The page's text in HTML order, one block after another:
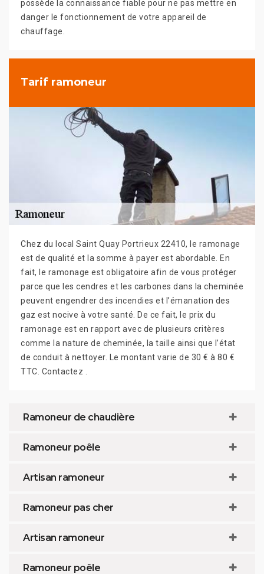
possède la connaissance fiable pour ne pas mettre en
danger le fonctionnement de votre appareil de
chauffage.
Tarif ramoneur
Chez du local Saint Quay Portrieux 22410, le ramonage
est de qualité et la somme à payer est abordable. En
fait, le ramonage est obligatoire afin de vous protéger
parce que les cendres et les carbones dans la cheminée
peuvent engendrer des incendies et l’émanation des
gaz est nocive à votre santé. De ce fait, le prix du
ramonage est en rapport avec de plusieurs critères
comme la nature de cheminée, la taille ainsi que l’état
de conduit à nettoyer. Le montant varie de 30 € à 80 €
TTC. Contactez .
Ramoneur de chaudière
Ramoneur poêle
Artisan ramoneur
Ramoneur pas cher
Artisan ramoneur
Ramoneur poêle